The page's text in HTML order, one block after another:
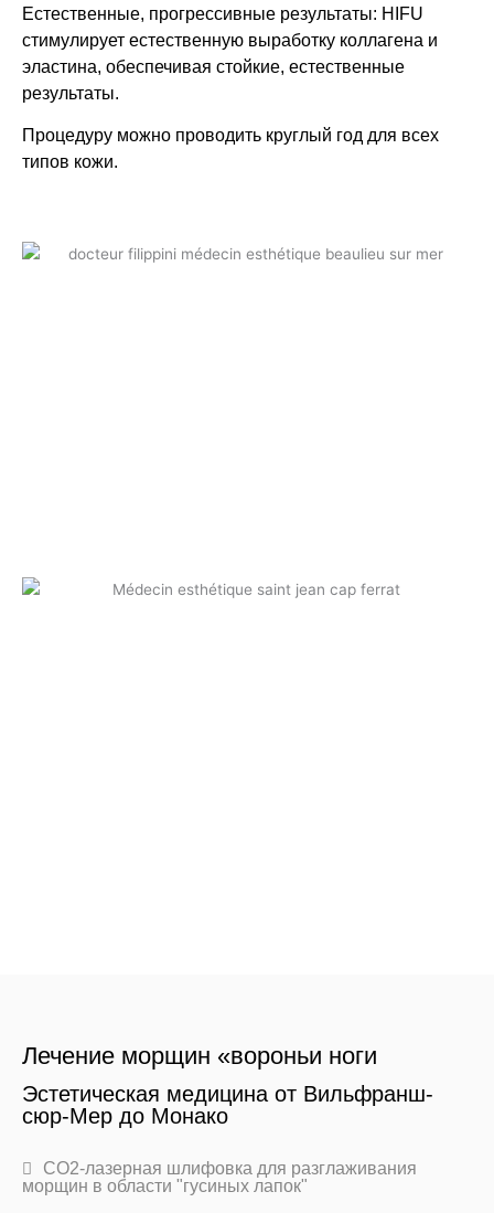
Естественные, прогрессивные результаты: HIFU
стимулирует естественную выработку коллагена и
эластина, обеспечивая стойкие, естественные
результаты.
Процедуру можно проводить круглый год для всех
типов кожи.
Лечение морщин «вороньи ноги
Эстетическая медицина от Вильфранш-
сюр-Мер до Монако
CO2-лазерная шлифовка для разглаживания
морщин в области "гусиных лапок"